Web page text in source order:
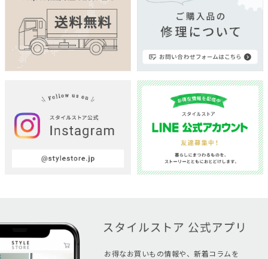
お得なお買いもの情報や、新着コラムを